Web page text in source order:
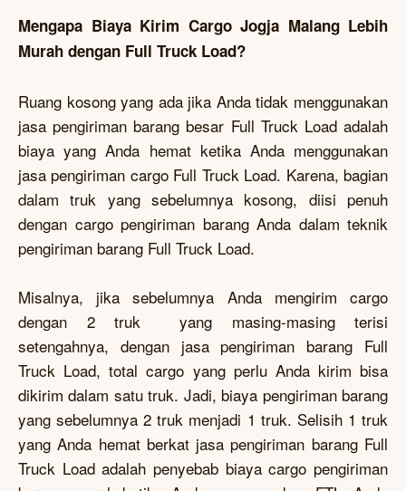
Mengapa Biaya Kirim Cargo Jogja Malang Lebih
Murah dengan Full Truck Load?
Ruang kosong yang ada jika Anda tidak menggunakan
jasa pengiriman barang besar Full Truck Load adalah
biaya yang Anda hemat ketika Anda menggunakan
jasa pengiriman cargo Full Truck Load. Karena, bagian
dalam truk yang sebelumnya kosong, diisi penuh
dengan cargo pengiriman barang Anda dalam teknik
pengiriman barang Full Truck Load.
Misalnya, jika sebelumnya Anda mengirim cargo
dengan 2 truk yang masing-masing terisi
setengahnya, dengan jasa pengiriman barang Full
Truck Load, total cargo yang perlu Anda kirim bisa
dikirim dalam satu truk. Jadi, biaya pengiriman barang
yang sebelumnya 2 truk menjadi 1 truk. Selisih 1 truk
yang Anda hemat berkat jasa pengiriman barang Full
Truck Load adalah penyebab biaya cargo pengiriman